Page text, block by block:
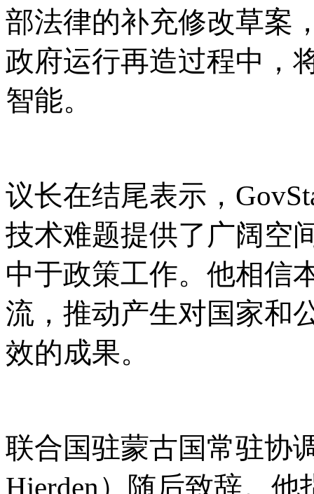
部法律的补充修改草案
政府运行再造过程中，
智能。
议长在结尾表示，
技术难题提供了广阔空
中于政策工作。他相信
流，推动产生对国家和
效的成果。
联合国驻蒙古国常驻协
Hierden）随后致辞。